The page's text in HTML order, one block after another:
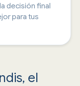
decisión final
para tus
el